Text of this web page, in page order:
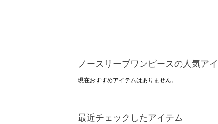
ノースリーブワンピースの人気ア
現在おすすめアイテムはありません。
最近チェックしたアイテム